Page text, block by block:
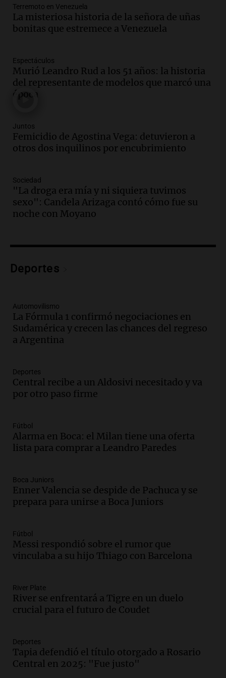
Episodios
Audio.Se registra inusual nevada en
Zapala, Neuquén, con más de mil
Panorama Federal
Episodios
Audio.Controversia en el peronismo
mendocino por ausencia de senadora
Episodios
Audio.Mateo Bouniba, joven de Villa
Panorama Federal
Episodios
Audio.Fieles celebran a San Cayetano
Episodios
Audio.
Viva la Radio
Episodios
Audio.Tucumán enfrenta un equilibrio
financiero precario debido a la caída del
Episodios
Audio.La calidad del empleo en
Argentina cae y preocupa a economistas
Panorama Federal
Episodios
Audio.Audiencia por tragedia vial en
Panorama Federal
Episodios
Audio.
Solicitan quiebra de Lebron
por estafa piramidal millonaria
Panorama Federal
Episodios
venta de medicamentos controlados
mediante delivery
Panorama Federal
Episodios
la clase dirigente a abordar problemas
económicos y sociales
Panorama Federal
Terremoto en Venezuela
La misteriosa historia de la señora de uñas
bonitas que estremece a Venezuela
Espectáculos
Murió Leandro Rud a los 51 años: la historia
del representante de modelos que marcó una
época
Juntos
Femicidio de Agostina Vega: detuvieron a
otros dos inquilinos por encubrimiento
Sociedad
"La droga era mía y ni siquiera tuvimos
sexo": Candela Arizaga contó cómo fue su
noche con Moyano
Deportes
Automovilismo
La Fórmula 1 confirmó negociaciones en
Sudamérica y crecen las chances del regreso
a Argentina
Deportes
Central recibe a un Aldosivi necesitado y va
por otro paso firme
Fútbol
Alarma en Boca: el Milan tiene una oferta
lista para comprar a Leandro Paredes
Boca Juniors
Enner Valencia se despide de Pachuca y se
prepara para unirse a Boca Juniors
Fútbol
Messi respondió sobre el rumor que
vinculaba a su hijo Thiago con Barcelona
River Plate
River se enfrentará a Tigre en un duelo
crucial para el futuro de Coudet
Deportes
Tapia defendió el título otorgado a Rosario
Central en 2025: "Fue justo"